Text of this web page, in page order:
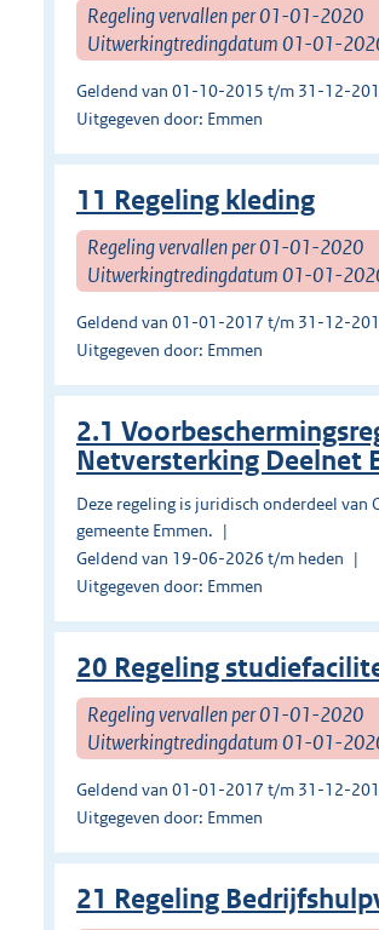
Regeling vervallen per 01-01-2020
Uitwerkingtredingdatum 01-01-
Geldend van 01-10-2015 t/m 31-12-
Uitgegeven door: Emmen
11 Regeling kleding
Regeling vervallen per 01-01-2020
Uitwerkingtredingdatum 01-01-
Geldend van 01-01-2017 t/m 31-12-
Uitgegeven door: Emmen
2.1
Netversterking Deelnet
Deze regeling is juridisch onderdeel van
gemeente Emmen.
Geldend van 19-06-2026 t/m heden
Uitgegeven door: Emmen
20 Regeling
Regeling vervallen per 01-01-2020
Uitwerkingtredingdatum 01-01-
Geldend van 01-01-2017 t/m 31-12-
Uitgegeven door: Emmen
21 Regeling